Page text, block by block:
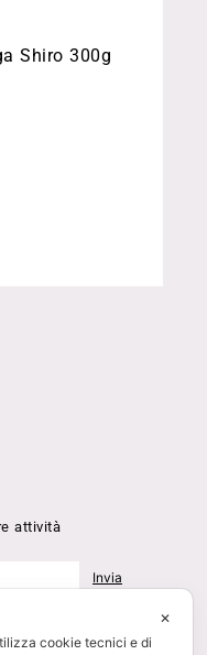
Shiro 300g
attività
✕
cookie tecnici e di